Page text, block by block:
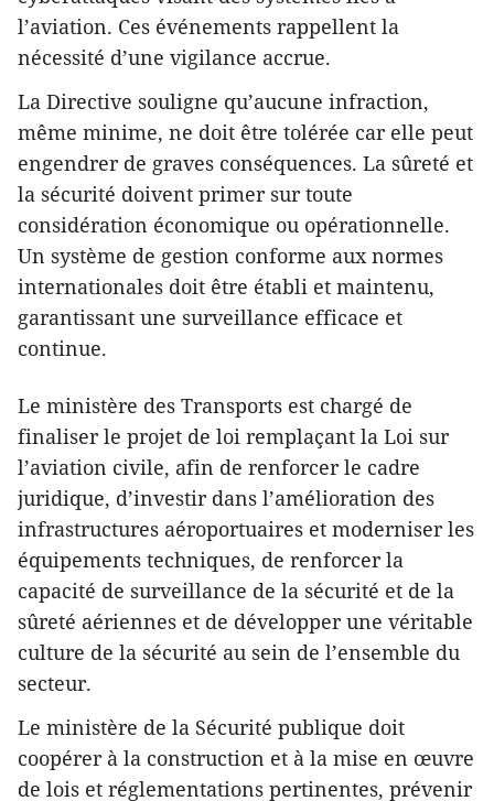
l’aviation. Ces événements rappellent la
nécessité d’une vigilance accrue.
La Directive souligne qu’aucune infraction,
même minime, ne doit être tolérée car elle peut
engendrer de graves conséquences. La sûreté et
la sécurité doivent primer sur toute
considération économique ou opérationnelle.
Un système de gestion conforme aux normes
internationales doit être établi et maintenu,
garantissant une surveillance efficace et
continue.
Le ministère des Transports est chargé de
finaliser le projet de loi remplaçant la Loi sur
l’aviation civile, afin de renforcer le cadre
juridique, d’investir dans l’amélioration des
infrastructures aéroportuaires et moderniser les
équipements techniques, de renforcer la
capacité de surveillance de la sécurité et de la
sûreté aériennes et de développer une véritable
culture de la sécurité au sein de l’ensemble du
secteur.
Le ministère de la Sécurité publique doit
coopérer à la construction et à la mise en œuvre
de lois et réglementations pertinentes, prévenir